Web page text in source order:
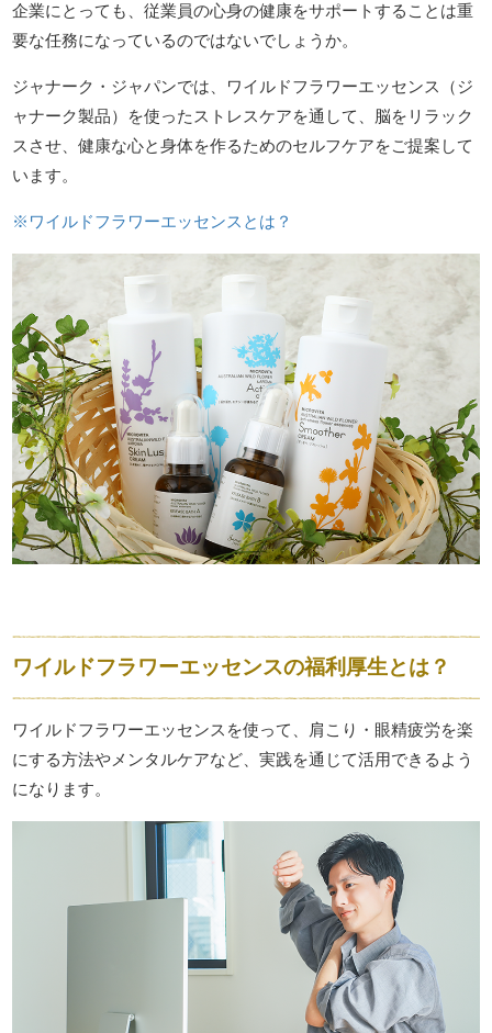
企業にとっても、従業員の心身の健康をサポートすることは重
要な任務になっているのではないでしょうか。
ジャナーク・ジャパンでは、ワイルドフラワーエッセンス（ジ
ャナーク製品）を使ったストレスケアを通して、脳をリラック
スさせ、健康な心と身体を作るためのセルフケアをご提案して
います。
※ワイルドフラワーエッセンスとは？
ワイルドフラワーエッセンスの福利厚生とは？
ワイルドフラワーエッセンスを使って、肩こり・眼精疲労を楽
にする方法やメンタルケアなど、実践を通じて活用できるよう
になります。